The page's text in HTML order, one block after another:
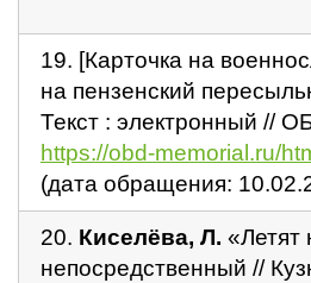
19. [Карточка на
на пензенский
Текст : электронный //
https://obd-memorial.ru/
(дата обращения:
20. Киселёва, Л. «Летят
непосредственный //